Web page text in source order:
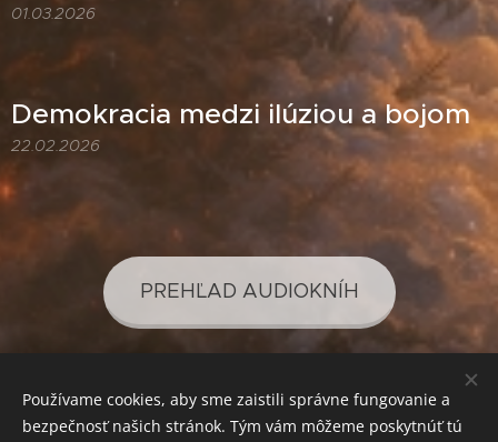
01.03.2026
Demokracia medzi ilúziou a bojom
22.02.2026
PREHĽAD AUDIOKNÍH
PREHĽAD PODCASTOV
Používame cookies, aby sme zaistili správne fungovanie a
bezpečnosť našich stránok. Tým vám môžeme poskytnúť tú